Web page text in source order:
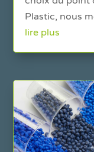
Plastic, nous
lire plus